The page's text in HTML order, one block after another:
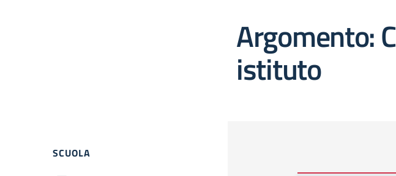
Argomento:
istituto
Filtri
SCUOLA